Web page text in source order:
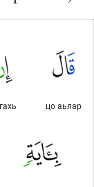
цо аьлар